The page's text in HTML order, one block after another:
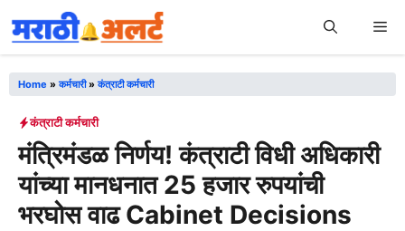
to
content
Home »कर्मचारी»कंत्राटी कर्मचारी
कंत्राटी कर्मचारी
मंत्रिमंडळ निर्णय! कंत्राटी विधी अधिकारी
यांच्या मानधनात 25 हजार रुपयांची
भरघोस वाढ Cabinet Decisions